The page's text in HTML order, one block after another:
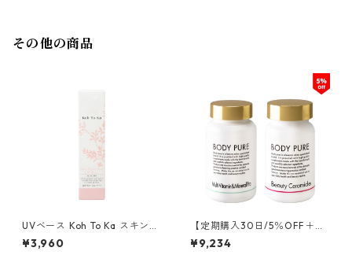
その他の商品
UVベース Koh To Ka スキンパ
ーフェクション
¥3,960
【定期購入30日/5％OFF＋送
料無料】マルチビタミン＋セ
ラミド
¥9,234